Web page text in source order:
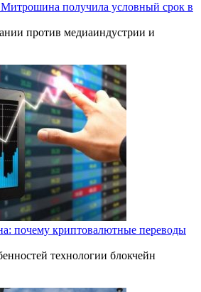
Митрошина получила условный срок в
против медиаиндустрии и
почему криптовалютные переводы
технологии блокчейн